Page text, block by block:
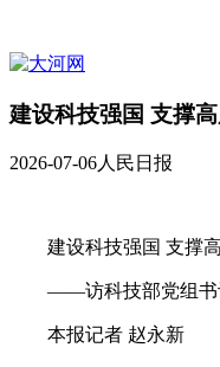
建设科技强国 支撑
2026-07-06人民日报
建设科技强国 支撑高
——访科技部党组书
本报记者 赵永新